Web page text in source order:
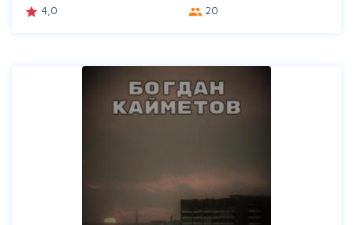
grade 4,0 group 20